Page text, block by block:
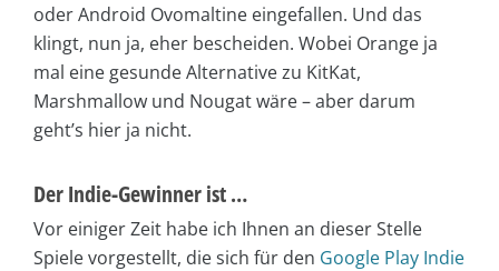
oder Android Ovomaltine eingefallen. Und das
klingt, nun ja, eher bescheiden. Wobei Orange ja
mal eine gesunde Alternative zu KitKat,
Marshmallow und Nougat wäre – aber darum
geht’s hier ja nicht.
Der Indie-Gewinner ist …
Vor einiger Zeit habe ich Ihnen an dieser Stelle
Spiele vorgestellt, die sich für den Google Play Indie